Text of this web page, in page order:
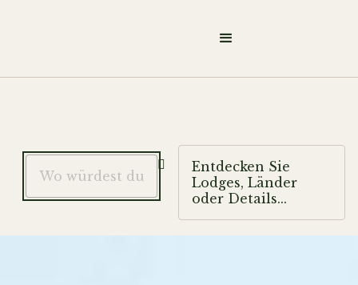

Entdecken Sie
Lodges, Länder
oder Details...